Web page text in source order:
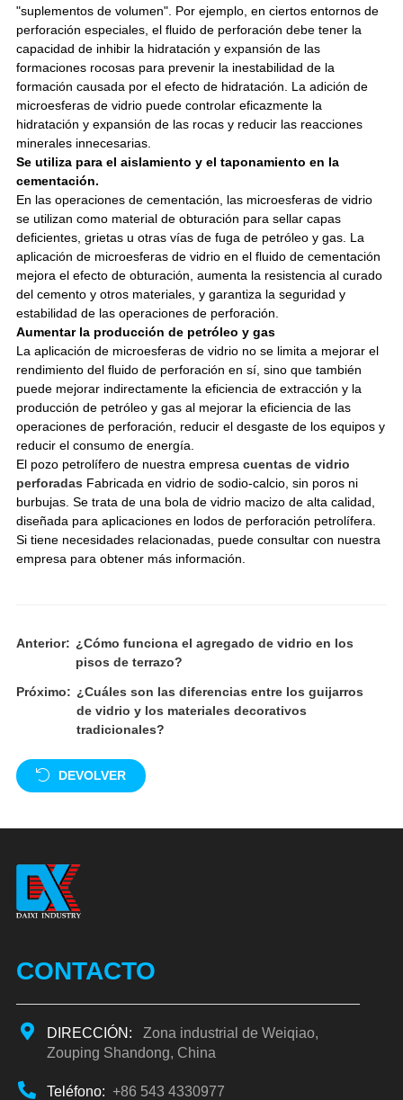
"suplementos de volumen". Por ejemplo, en ciertos entornos de
perforación especiales, el fluido de perforación debe tener la
capacidad de inhibir la hidratación y expansión de las
formaciones rocosas para prevenir la inestabilidad de la
formación causada por el efecto de hidratación. La adición de
microesferas de vidrio puede controlar eficazmente la
hidratación y expansión de las rocas y reducir las reacciones
minerales innecesarias.
Se utiliza para el aislamiento y el taponamiento en la
cementación.
En las operaciones de cementación, las microesferas de vidrio
se utilizan como material de obturación para sellar capas
deficientes, grietas u otras vías de fuga de petróleo y gas. La
aplicación de microesferas de vidrio en el fluido de cementación
mejora el efecto de obturación, aumenta la resistencia al curado
del cemento y otros materiales, y garantiza la seguridad y
estabilidad de las operaciones de perforación.
Aumentar la producción de petróleo y gas
La aplicación de microesferas de vidrio no se limita a mejorar el
rendimiento del fluido de perforación en sí, sino que también
puede mejorar indirectamente la eficiencia de extracción y la
producción de petróleo y gas al mejorar la eficiencia de las
operaciones de perforación, reducir el desgaste de los equipos y
reducir el consumo de energía.
El pozo petrolífero de nuestra empresa cuentas de vidrio
perforadas Fabricada en vidrio de sodio-calcio, sin poros ni
burbujas. Se trata de una bola de vidrio macizo de alta calidad,
diseñada para aplicaciones en lodos de perforación petrolífera.
Si tiene necesidades relacionadas, puede consultar con nuestra
empresa para obtener más información.
Anterior: ¿Cómo funciona el agregado de vidrio en los
pisos de terrazo?
Próximo: ¿Cuáles son las diferencias entre los guijarros
de vidrio y los materiales decorativos
tradicionales?
DEVOLVER
CONTACTO
DIRECCIÓN:
Zona industrial de Weiqiao,
Zouping Shandong, China
Teléfono: +86 543 4330977